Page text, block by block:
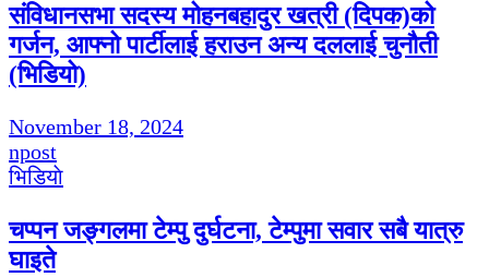
संविधानसभा सदस्य मोहनबहादुर खत्री (दिपक)को
गर्जन, आफ्नो पार्टीलाई हराउन अन्य दललाई चुनौती
(भिडियो)
November 18, 2024
npost
भिडियाे
चप्पन जङ्गलमा टेम्पु दुर्घटना, टेम्पुमा सवार सबै यात्रु
घाइते